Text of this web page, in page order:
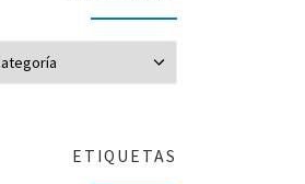
ETIQUETAS